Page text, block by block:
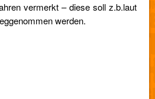
vermerkt – diese soll z.b.laut
werden.